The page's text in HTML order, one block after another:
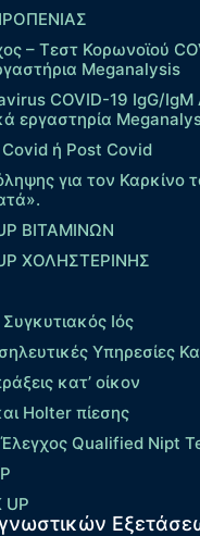
– Τεστ Κορωνοϊού
Meganalysis
COVID-19 IgG/
εργαστηρία
ή Post Covid
για τον Καρκίνο
ΒΙΤΑΜΙΝΩΝ
ΧΟΛΗΣΤΕΡΙΝΗΣ
Ιός
Υπηρεσίες
κατ’ οίκον
Holter πίεσης
Qualified Nipt
UP